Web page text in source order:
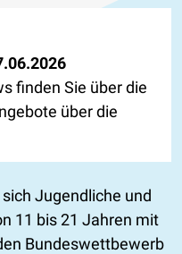
finden Sie über die
über die
Jugendliche und
11 bis 21 Jahren mit
Bundeswettbewerb